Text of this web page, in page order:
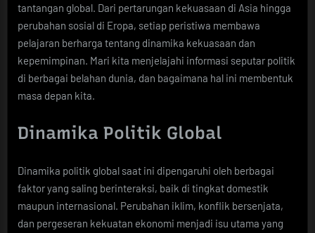
tantangan global. Dari pertarungan kekuasaan di Asia hingga
perubahan sosial di Eropa, setiap peristiwa membawa
pelajaran berharga tentang dinamika kekuasaan dan
kepemimpinan. Mari kita menjelajahi informasi seputar politik
di berbagai belahan dunia, dan bagaimana hal ini membentuk
masa depan kita.
Dinamika Politik Global
Dinamika politik global saat ini dipengaruhi oleh berbagai
faktor yang saling berinteraksi, baik di tingkat domestik
maupun internasional. Perubahan iklim, konflik bersenjata,
dan pergeseran kekuatan ekonomi menjadi isu utama yang